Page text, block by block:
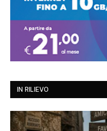
IN RILIEVO